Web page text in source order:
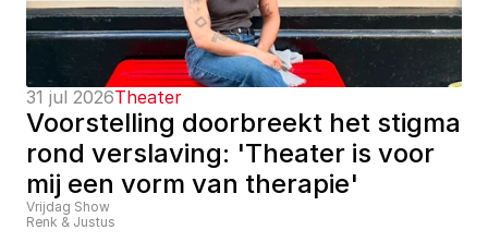
31 jul 2026Theater
Voorstelling doorbreekt het stigma
rond verslaving: 'Theater is voor
mij een vorm van therapie'
Vrijdag Show
Renk & Justus